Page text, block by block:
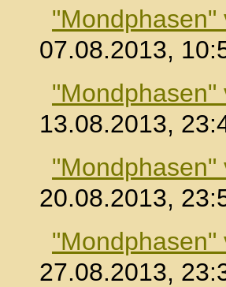
07.08.2013,
13.08.2013,
20.08.2013,
27.08.2013,